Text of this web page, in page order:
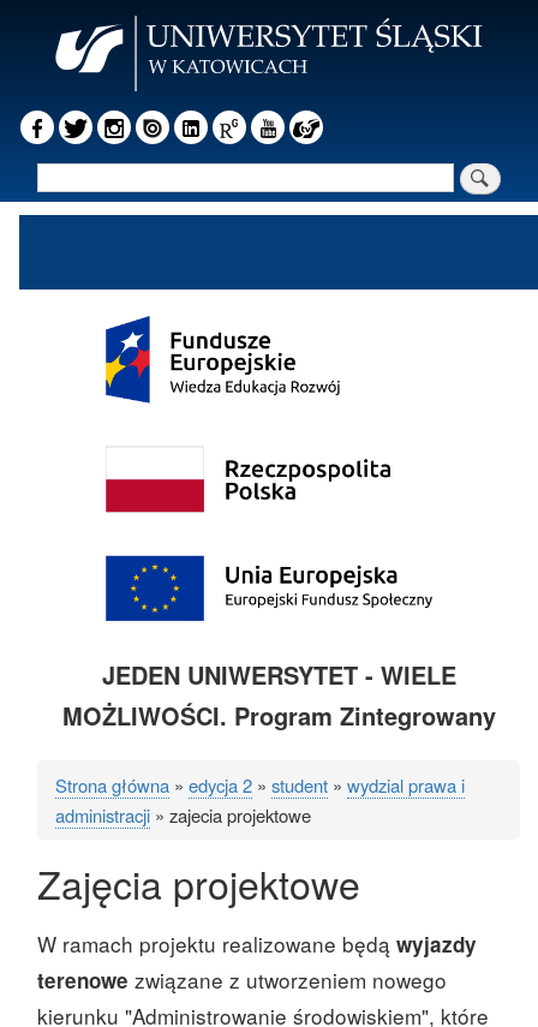
JEDEN UNIWERSYTET - WIELE
MOŻLIWOŚCI. Program Zintegrowany
Ścieżka
Strona główna edycja 2 student
wydzial prawa i
administracji
zajecia projektowe
Zajęcia projektowe
W ramach projektu realizowane będą wyjazdy
terenowe związane z utworzeniem nowego
kierunku "Administrowanie środowiskiem", które